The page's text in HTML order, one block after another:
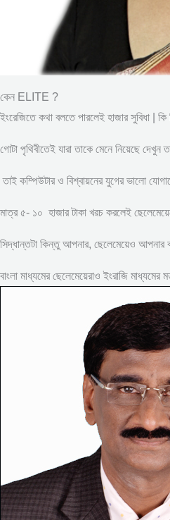
কেন ELITE ?
ইংরেজিতে কথা বলতে পারলেই হাজার সুবিধা | কি
গোটা পৃথিবীতেই যারা তাকে মেনে নিয়েছে
তাই কম্পিউটার ও বিশ্বায়নের যুগের ভালো
মাত্র ৫- ১০ হাজার টাকা খরচ করলেই
সিদ্ধান্তটা কিন্তু আপনার, ছেলেমেয়েও আপনার
বাংলা মাধ্যমের ছেলেমেয়েরাও ইংরাজি মাধ্যমের